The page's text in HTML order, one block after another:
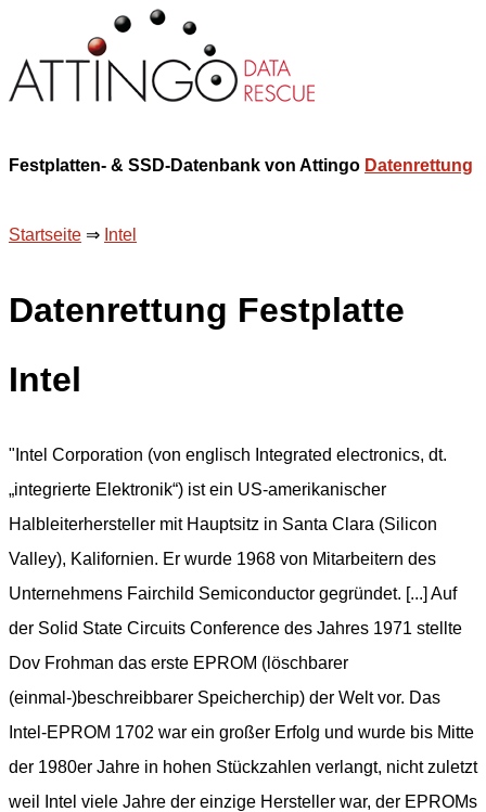
Festplatten- & SSD-Datenbank von Attingo Datenrettung
Startseite ⇒ Intel
Datenrettung Festplatte
Intel
"Intel Corporation (von englisch Integrated electronics, dt.
„integrierte Elektronik“) ist ein US-amerikanischer
Halbleiterhersteller mit Hauptsitz in Santa Clara (Silicon
Valley), Kalifornien. Er wurde 1968 von Mitarbeitern des
Unternehmens Fairchild Semiconductor gegründet. [...] Auf
der Solid State Circuits Conference des Jahres 1971 stellte
Dov Frohman das erste EPROM (löschbarer
(einmal-)beschreibbarer Speicherchip) der Welt vor. Das
Intel-EPROM 1702 war ein großer Erfolg und wurde bis Mitte
der 1980er Jahre in hohen Stückzahlen verlangt, nicht zuletzt
weil Intel viele Jahre der einzige Hersteller war, der EPROMs